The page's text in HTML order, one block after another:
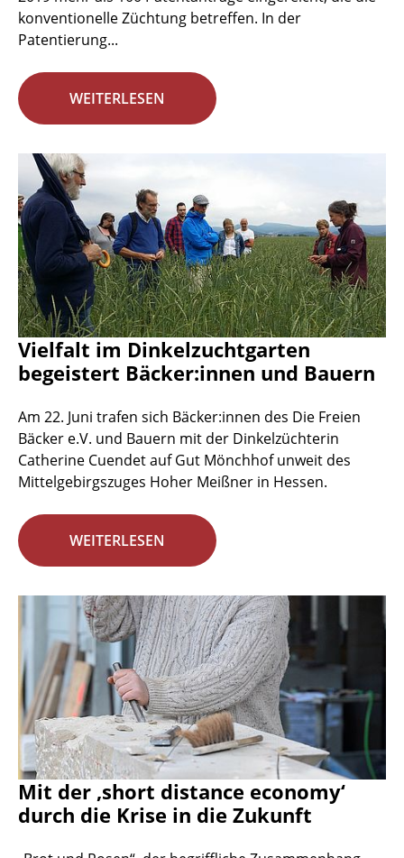
konventionelle Züchtung betreffen. In der
Patentierung...
WEITERLESEN
Vielfalt im Dinkelzuchtgarten
begeistert Bäcker:innen und Bauern
Am 22. Juni trafen sich Bäcker:innen des Die Freien
Bäcker e.V. und Bauern mit der Dinkelzüchterin
Catherine Cuendet auf Gut Mönchhof unweit des
Mittelgebirgszuges Hoher Meißner in Hessen.
WEITERLESEN
Mit der ‚short distance economy‘
durch die Krise in die Zukunft